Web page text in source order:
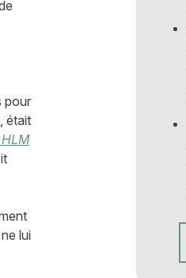
pour
était
lui